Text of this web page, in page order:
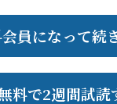
員になって続
料で2週間試読